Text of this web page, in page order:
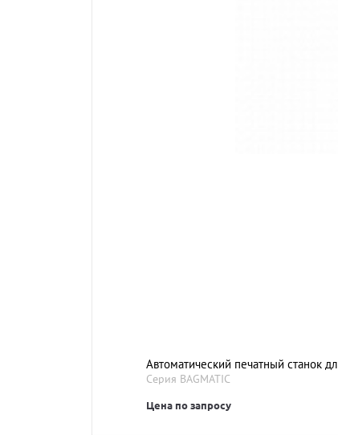
Автоматический печатный станок
Серия BAGMATIC
Цена по запросу